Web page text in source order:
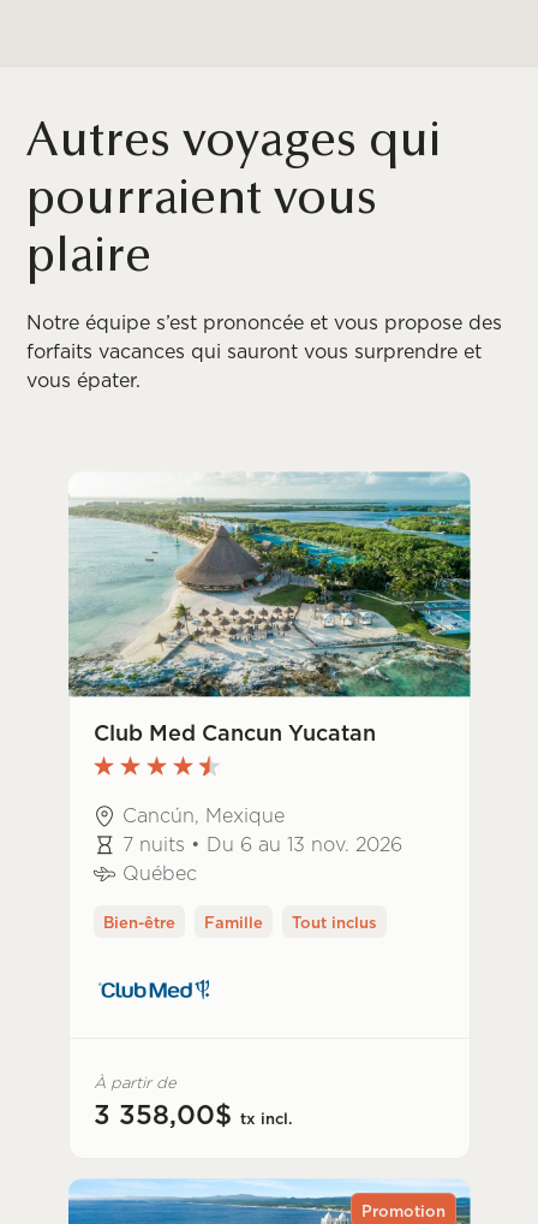
Autres voyages qui
pourraient vous
plaire
Notre équipe s’est prononcée et vous propose des
forfaits vacances qui sauront vous surprendre et
vous épater.
Club Med Cancun Yucatan
Cancún, Mexique
7 nuits • Du 6 au 13 nov. 2026
Québec
Bien-être Famille Tout inclus
À partir de
3 358,00$ tx incl.
Promotion